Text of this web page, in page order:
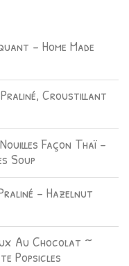
– Home Made
Praliné, Croustillant
Façon Thaï –
Soup
– Hazelnut
Au Chocolat ~
Popsicles